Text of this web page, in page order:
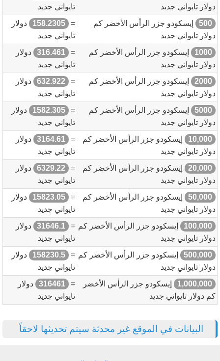
دولار تايواني جديد
تايواني جديد
500
إيسكودو جزر الرأس الأخضر كم
دولار تايواني جديد
=
158.2305
دولار
تايواني جديد
1000
إيسكودو جزر الرأس الأخضر كم
دولار تايواني جديد
=
316.461
دولار
تايواني جديد
2000
إيسكودو جزر الرأس الأخضر كم
دولار تايواني جديد
=
632.922
دولار
تايواني جديد
5000
إيسكودو جزر الرأس الأخضر كم
دولار تايواني جديد
=
1582.305
دولار
تايواني جديد
10,000
إيسكودو جزر الرأس الأخضر كم
دولار تايواني جديد
=
3164.61
دولار
تايواني جديد
20,000
إيسكودو جزر الرأس الأخضر كم
دولار تايواني جديد
=
6329.22
دولار
تايواني جديد
50,000
إيسكودو جزر الرأس الأخضر كم
دولار تايواني جديد
=
15823.05
دولار
تايواني جديد
100,000
إيسكودو جزر الرأس الأخضر كم
دولار تايواني جديد
=
31646.1
دولار
تايواني جديد
500,000
إيسكودو جزر الرأس الأخضر كم
دولار تايواني جديد
=
158230.5
دولار
تايواني جديد
1,000,000
إيسكودو جزر الرأس الأخضر
كم دولار تايواني جديد
=
316461
دولار
تايواني جديد
البيانات في الموقع غير محدثة سيتم تحديثها لاحقاً